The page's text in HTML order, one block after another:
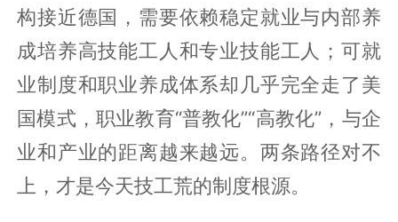
构接近德国，需要依赖稳定就业与内部养
成培养高技能工人和专业技能工人；可就
业制度和职业养成体系却几乎完全走了美
国模式，职业教育“普教化”“高教化”，与企
业和产业的距离越来越远。两条路径对不
上，才是今天技工荒的制度根源。